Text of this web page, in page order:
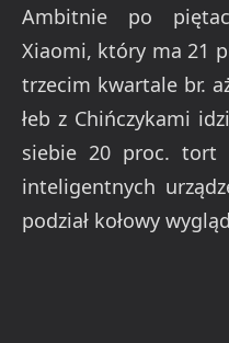
Ambitnie po
Xiaomi, który ma 21
trzecim kwartale br.
łeb z Chińczykami
siebie 20 proc. tort
inteligentnych
podział kołowy